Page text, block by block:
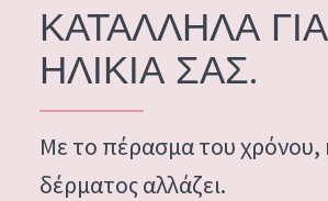
Ενυδάτωση και λάμψη
Πρόβλημα στην επιδερμίδα: Μείωση
Πρόβλημα στην επιδερμίδα:
Συσφιξη
German
Spanish
Greek
ΚΑΤΑΛΛΗΛΑ
ΗΛΙΚΙΑ ΣΑΣ.
Με το πέρασμα του
δέρματος αλλάζει.